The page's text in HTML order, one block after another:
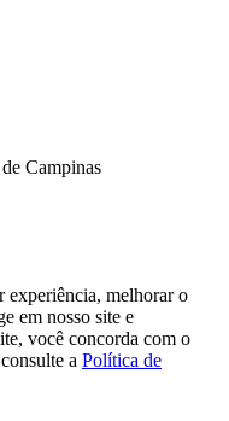
Campinas
experiência, melhorar o
em nosso site e
você concorda com o
a Política de